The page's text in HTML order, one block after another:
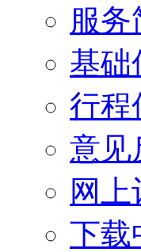
服务
基础
行程
意见
网
下载